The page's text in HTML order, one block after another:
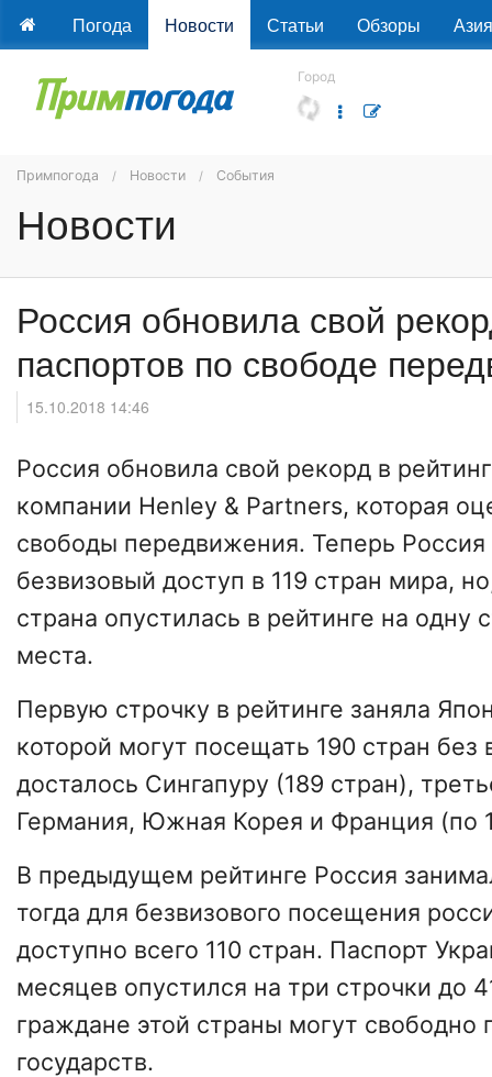
Погода Новости Статьи Обзоры Азия
Город
Примпогода Новости События
Новости
Россия обновила свой
паспортов по свободе
15.10.2018 14:46
Россия обновила свой рекорд в
компании Henley & Partners, которая
свободы передвижения. Теперь Россия
безвизовый доступ в 119 стран мира,
страна опустилась в рейтинге на одну
места.
Первую строчку в рейтинге заняла
которой могут посещать 190 стран
досталось Сингапуру (189 стран),
Германия, Южная Корея и Франция (по
В предыдущем рейтинге Россия
тогда для безвизового посещения
доступно всего 110 стран. Паспорт
месяцев опустился на три строчки до
граждане этой страны могут свободно
государств.